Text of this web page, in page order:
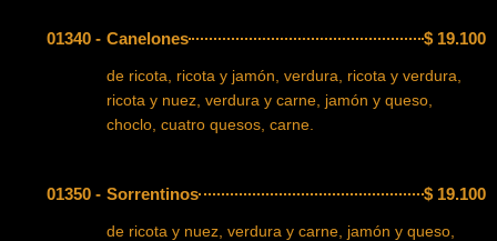
01340 - Canelones $19.100
de ricota, ricota y jamón, verdura, ricota y verdura,
ricota y nuez, verdura y carne, jamón y queso,
choclo, cuatro quesos, carne.
01350 - Sorrentinos $19.100
de ricota y nuez, verdura y carne, jamón y queso,